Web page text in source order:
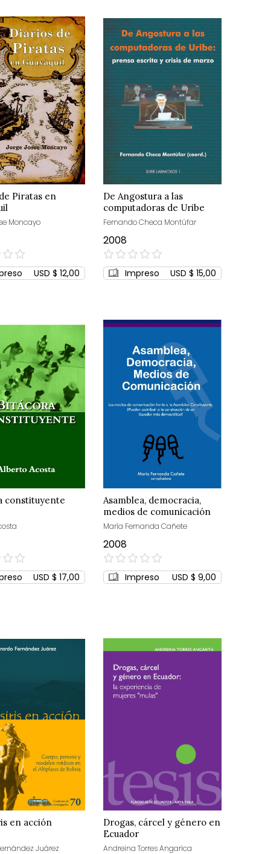
Piratas en
Moncayo
USD $ 12,00
De Angostura a las
computadoras de Uribe
Fernando Checa Montúfar
2008
0%
Impreso USD $ 15,00
constituyente
USD $ 17,00
Asamblea, democracia,
medios de comunicación
María Fernanda Cañete
2008
0%
Impreso USD $ 9,00
en acción
Juárez
Drogas, cárcel y género en
Ecuador
Andreina Torres Angarica